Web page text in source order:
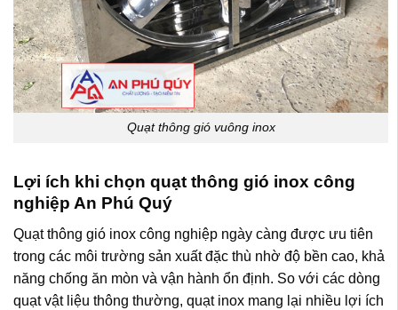
Quạt thông gió vuông inox
Lợi ích khi chọn quạt thông gió inox công
nghiệp An Phú Quý
Quạt thông gió inox công nghiệp ngày càng được ưu tiên
trong các môi trường sản xuất đặc thù nhờ độ bền cao, khả
năng chống ăn mòn và vận hành ổn định. So với các dòng
quạt vật liệu thông thường, quạt inox mang lại nhiều lợi ích